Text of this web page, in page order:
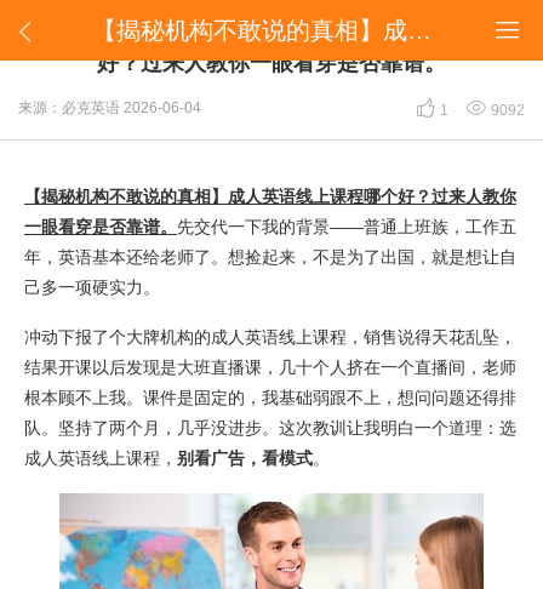
 
​【揭秘机构不敢说的真相】成人英语线上课程哪个好？过来人教你一眼看穿是否靠谱。
​【揭秘机构不敢说的真相】成人英语线上课程哪个
好？过来人教你一眼看穿是否靠谱。
来源：必克英语 2026-06-04  1  9092
【揭秘机构不敢说的真相】成人英语线上课程哪个好？过来人教你
一眼看穿是否靠谱。 先交代一下我的背景——普通上班族，工作五
年，英语基本还给老师了。想捡起来，不是为了出国，就是想让自
己多一项硬实力。
冲动下报了个大牌机构的成人英语线上课程，销售说得天花乱坠，
结果开课以后发现是大班直播课，几十个人挤在一个直播间，老师
根本顾不上我。课件是固定的，我基础弱跟不上，想问问题还得排
队。坚持了两个月，几乎没进步。这次教训让我明白一个道理：选
成人英语线上课程， 别看广告，看模式。